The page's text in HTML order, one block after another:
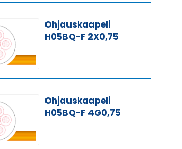
Ohjauskaapeli
H05BQ-F 2X0,75
Ohjauskaapeli
H05BQ-F 4G0,75